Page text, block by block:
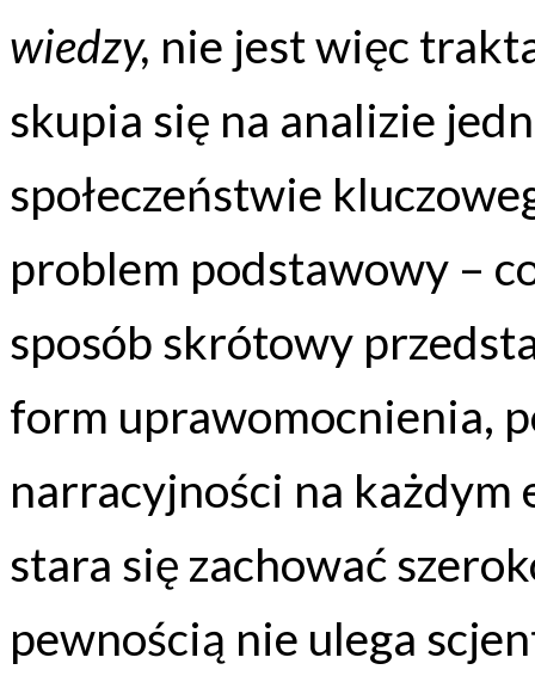
wiedzy, nie jest więc
skupia się na analizie
społeczeństwie
problem podstawowy –
sposób skrótowy
form uprawomocnienia,
narracyjności na
stara się zachować
pewnością nie ulega